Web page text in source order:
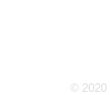
© 2020